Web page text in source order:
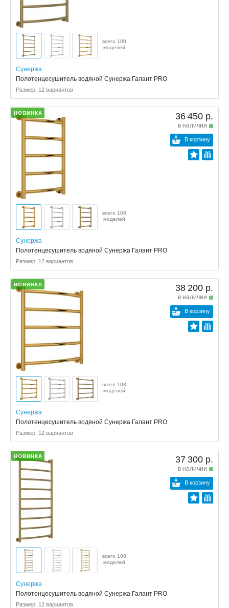
всего 108
моделей
Сунержа
Полотенцесушитель водяной Сунержа Галант PRO
Размер: 12 вариантов
НОВИНКА 36 450 р.
в наличии
В корзину
всего 108
моделей
Сунержа
Полотенцесушитель водяной Сунержа Галант PRO
Размер: 12 вариантов
НОВИНКА 38 200 р.
в наличии
В корзину
всего 108
моделей
Сунержа
Полотенцесушитель водяной Сунержа Галант PRO
Размер: 12 вариантов
НОВИНКА 37 300 р.
в наличии
В корзину
всего 108
моделей
Сунержа
Полотенцесушитель водяной Сунержа Галант PRO
Размер: 12 вариантов